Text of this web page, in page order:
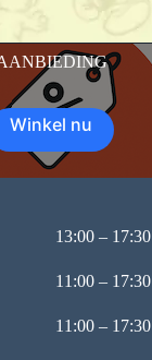
Winkel nu
13:00 – 17:30
11:00 – 17:30
11:00 – 17:30